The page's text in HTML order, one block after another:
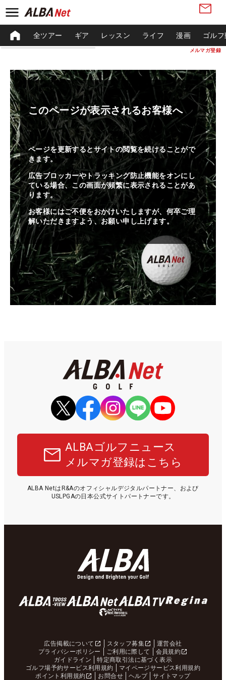
メルマガ登録
全ツアー ギア レッスン ライフ 漫画 ゴル
このページが表示されるお客様へ
ページを更新するとサイトの閲覧を続けることがで
きます。
広告ブロッカーやトラッキング防止機能をオンにし
ている場合、この画面が頻繁に表示されることがあ
ります。
お客様にはご不便をおかけいたしますが、何卒ご理
解いただきますよう、お願い申し上げます。
ALBAゴルフニュース
メルマガ登録はこちら
ALBA NetはR&Aのオフィシャルデジタルパートナー、および
USLPGAの日本公式サイトパートナーです。
広告掲載について スタッフ募集
運営会社
プライバシーポリシー
ご利用に際して
会員規約
ガイドライン
特定商取引法に基づく表示
ゴルフ場予約サービス利用規約
マイページサービス利用規約
ポイント利用規約
お問合せ ヘルプ サイトマップ